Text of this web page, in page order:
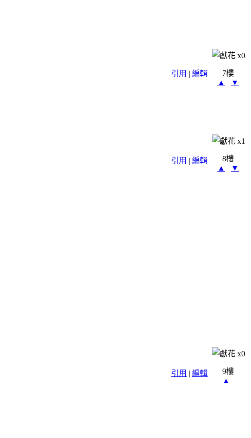
x0
引用 | 編輯
7樓
▲
▼
x1
引用 | 編輯
8樓
▲
▼
x0
引用 | 編輯
9樓
▲